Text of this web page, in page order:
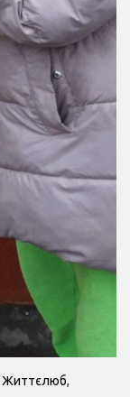
Життєлюб,